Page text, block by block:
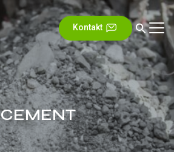
Kontakt
CEMENT